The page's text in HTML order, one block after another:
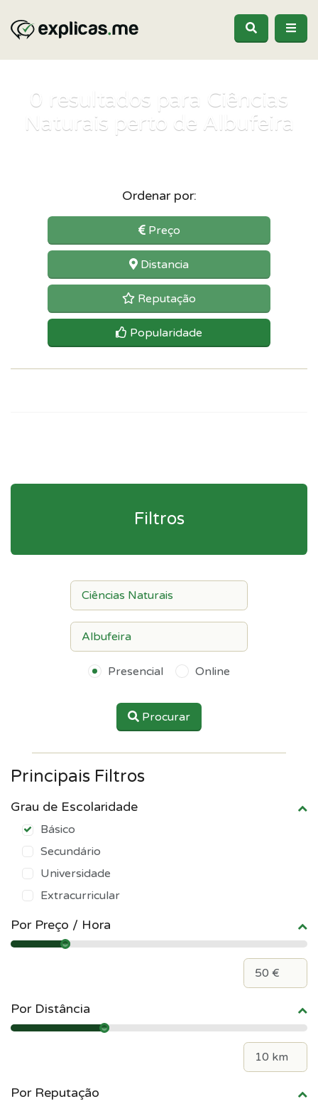
0 resultados para Ciências
Naturais perto de Albufeira
Ordenar por:
Preço
Distancia
Reputação
Popularidade
Filtros
Presencial Online
Procurar
Principais Filtros
Grau de Escolaridade
Básico
Secundário
Universidade
Extracurricular
Por Preço / Hora
Por Distância
Por Reputação